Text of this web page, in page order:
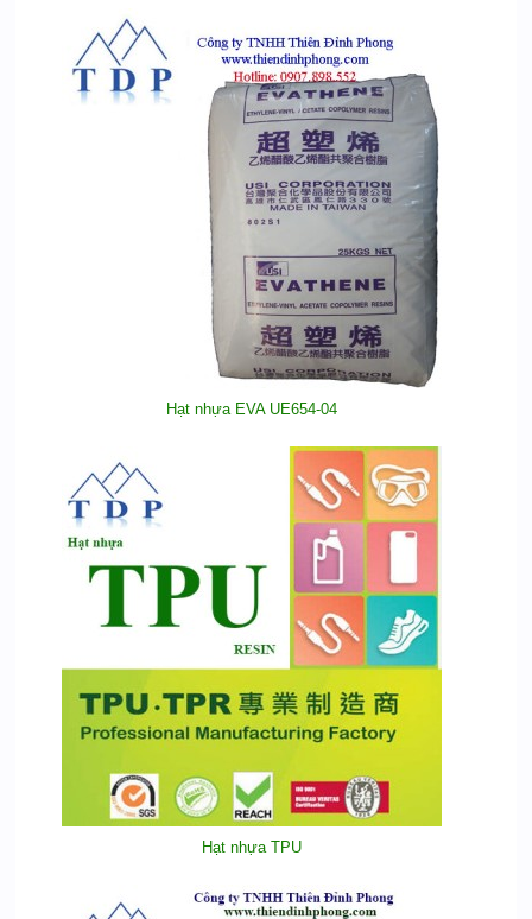
Hạt nhựa EVA UE654-04
Hạt nhựa TPU